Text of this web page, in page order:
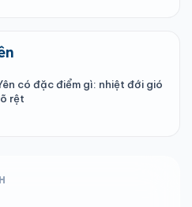
có đặc điểm gì: nhiệt đới gió
rệt